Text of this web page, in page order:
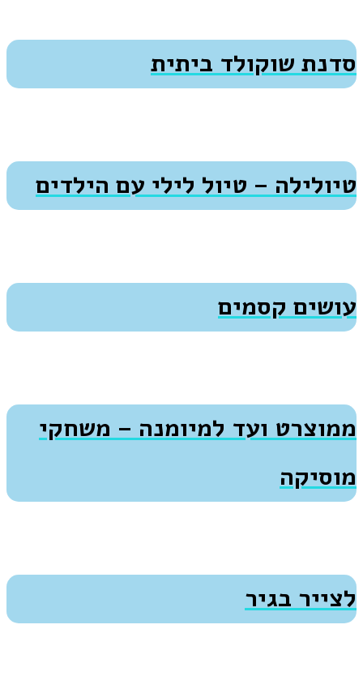
סדנת שוקולד ביתית
טיולילה – טיול לילי עם הילדים
עושים קסמים
ממוצרט ועד למיומנה – משחקי
מוסיקה
לצייר בגיר